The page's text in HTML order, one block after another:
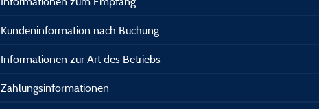
Kundeninformation nach Buchung
Informationen zur Art des Betriebs
Zahlungsinformationen